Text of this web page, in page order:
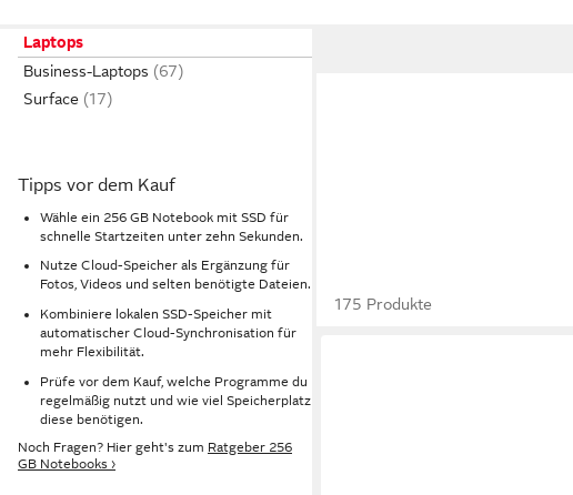
Laptops
Business-Laptops
Surface
Tipps vor dem Kauf
Wähle ein 256 GB Notebook mit SSD für
schnelle Startzeiten unter zehn Sekunden.
Nutze Cloud-Speicher als Ergänzung für
Fotos, Videos und selten benötigte Dateien.
Kombiniere lokalen SSD-Speicher mit
automatischer Cloud-Synchronisation für
mehr Flexibilität.
Prüfe vor dem Kauf, welche Programme du
regelmäßig nutzt und wie viel Speicherplatz
diese benötigen.
Noch Fragen? Hier geht's zum Ratgeber 256
GB Notebooks ›
175 Produkte